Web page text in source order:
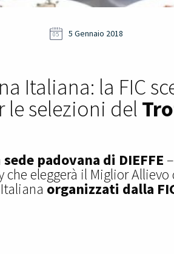
05 5 Gennaio 2018
Italiana: la FIC
le selezioni del
sede padovana di DIEFFE
che eleggerà il Miglior
organizzati dalla